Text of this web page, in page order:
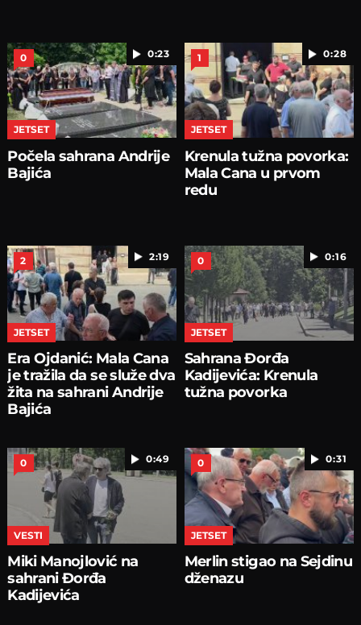
0:23
0
JETSET
Počela sahrana Andrije
Bajića
0:28
1
JETSET
Krenula tužna povorka:
Mala Cana u prvom
redu
2:19
2
JETSET
Era Ojdanić: Mala Cana
je tražila da se služe dva
žita na sahrani Andrije
Bajića
0:16
0
JETSET
Sahrana Đorđa
Kadijevića: Krenula
tužna povorka
0:49
0
VESTI
Miki Manojlović na
sahrani Đorđa
Kadijevića
0:31
0
JETSET
Merlin stigao na Sejdinu
dženazu